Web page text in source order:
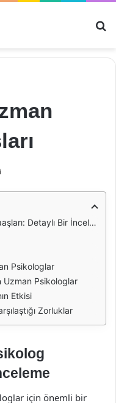
Detaylı Bir İnceleme
Psikologlar
Uzman Psikologlar
Etkisi
Zorluklar
için önemli bir